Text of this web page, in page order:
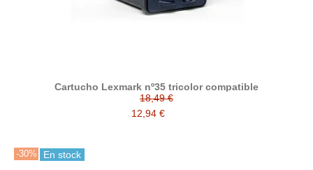
Cartucho Lexmark nº35 tricolor compatible
18,49 €
12,94 €
-30% En stock